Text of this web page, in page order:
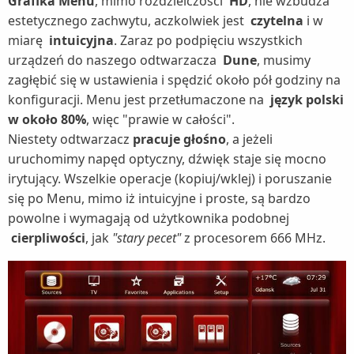
estetycznego zachwytu, aczkolwiek jest czytelna i w
miarę intuicyjna. Zaraz po podpięciu wszystkich
urządzeń do naszego odtwarzacza Dune, musimy
zagłębić się w ustawienia i spędzić około pół godziny na
konfiguracji. Menu jest przetłumaczone na język polski
w około 80%, więc "prawie w całości".
Niestety odtwarzacz pracuje głośno, a jeżeli
uruchomimy napęd optyczny, dźwięk staje się mocno
irytujący. Wszelkie operacje (kopiuj/wklej) i poruszanie
się po Menu, mimo iż intuicyjne i proste, są bardzo
powolne i wymagają od użytkownika podobnej
cierpliwości, jak "stary pecet"z procesorem 666 MHz.